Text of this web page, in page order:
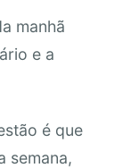
manhã
e a
é que
semana,